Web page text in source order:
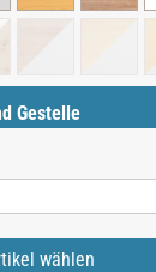
Gestelle
wählen